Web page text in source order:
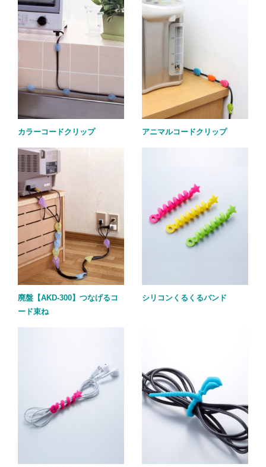
カラーコードクリップ アニマルコードクリップ
廃盤【AKD-300】つなげるコ
ード束ね
シリコンくるくるバンド